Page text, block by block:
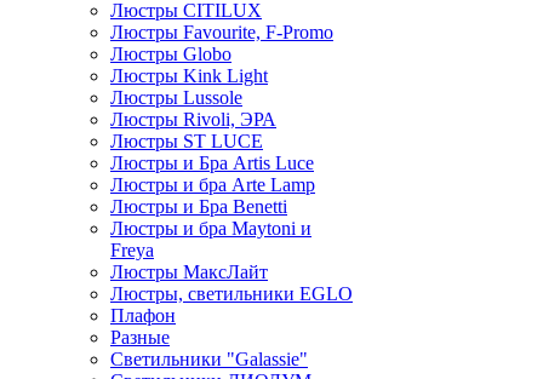
Люстры CITILUX
Люстры Favourite, F-Promo
Люстры Globo
Люстры Kink Light
Люстры Lussole
Люстры Rivoli, ЭРА
Люстры ST LUCE
Люстры и Бра Artis Luce
Люстры и бра Arte Lamp
Люстры и Бра Benetti
Люстры и бра Maytoni и
Freya
Люстры МаксЛайт
Люстры, светильники EGLO
Плафон
Разные
Светильники "Galassie"